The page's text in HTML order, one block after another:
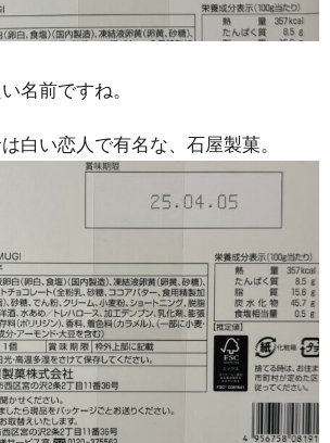
名前ですね。
白い恋人で有名な、石屋製菓。